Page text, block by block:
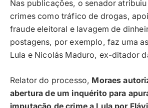
Nas publicações, o senador
crimes como tráfico de drogas,
fraude eleitoral e lavagem de
postagens, por exemplo, faz uma
Lula e Nicolás Maduro, ex-ditador
Relator do processo, Moraes
abertura de um inquérito para